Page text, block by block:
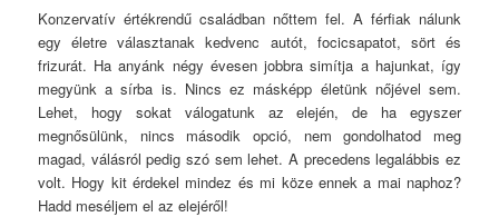
Konzervatív értékrendű családban nőttem fel. A férfiak nálunk
egy életre választanak kedvenc autót, focicsapatot, sört és
frizurát. Ha anyánk négy évesen jobbra simítja a hajunkat, így
megyünk a sírba is. Nincs ez másképp életünk nőjével sem.
Lehet, hogy sokat válogatunk az elején, de ha egyszer
megnősülünk, nincs második opció, nem gondolhatod meg
magad, válásról pedig szó sem lehet. A precedens legalábbis ez
volt. Hogy kit érdekel mindez és mi köze ennek a mai naphoz?
Hadd meséljem el az elejéről!